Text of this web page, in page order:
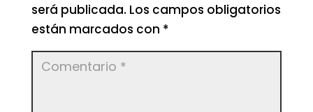
será publicada. Los campos obligatorios
están marcados con *